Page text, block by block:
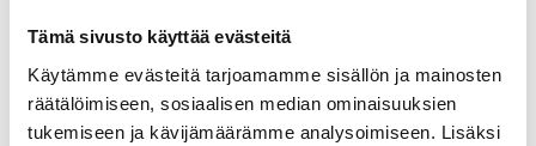
Tämä sivusto käyttää evästeitä
Käytämme evästeitä tarjoamamme sisällön ja mainosten
räätälöimiseen, sosiaalisen median ominaisuuksien
tukemiseen ja kävijämäärämme analysoimiseen. Lisäksi
miten heissä elää ja ilmenee tämä raja ja sen
mukanaan tuoma vuoropuhelu.